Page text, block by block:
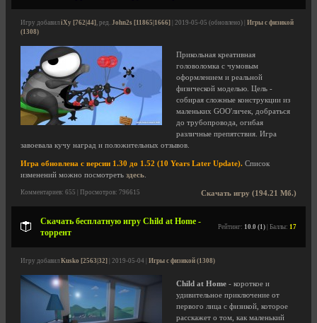
Игру добавил iXy [762|44], ред. John2s [11865|1666] | 2019-05-05 (обновлено) | Игры с физикой
(1308)
Прикольная креативная
головоломка с чумовым
оформлением и реальной
физической моделью. Цель -
собирая сложные конструкции из
маленьких GOO'личек, добраться
до трубопровода, огибая
различные препятствия. Игра
завоевала кучу наград и положительных отзывов.
Игра обновлена с версии 1.30 до 1.52 (10 Years Later Update). Список
изменений можно посмотреть здесь
Скачать игру (194.21 Мб.)
Комментариев: 655 | Просмотров: 796615
Скачать бесплатную игру Child at Home -
торрент
Рейтинг: 10.0 (1) | Баллы: 17
Игру добавил Kusko [2563|32] | 2019-05-04 | Игры с физикой (1308)
Child at Home - короткое и
удивительное приключение от
первого лица с физикой, которое
расскажет о том, как маленький